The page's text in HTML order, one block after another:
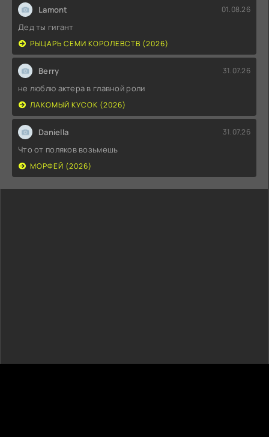
Lamont 01.08.26
Дед ты гигант
РЫЦАРЬ СЕМИ КОРОЛЕВСТВ (2026)
Berry 31.07.26
не люблю актера в главной роли
ЛАКОМЫЙ КУСОК (2026)
Daniella 31.07.26
Что от поляков возьмешь
МОРФЕЙ (2026)